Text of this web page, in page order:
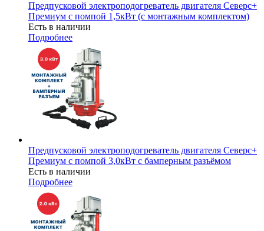
Предпусковой электроподогреватель двигателя Северс+
Премиум с помпой 1,5кВт (с монтажным комплектом)
Есть в наличии
Подробнее
Предпусковой электроподогреватель двигателя Северс+
Премиум с помпой 3,0кВт с бамперным разъёмом
Есть в наличии
Подробнее